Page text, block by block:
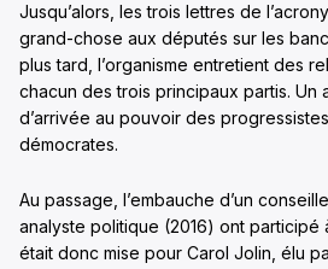
Jusqu’alors, les trois lettres de
grand-chose aux députés sur les
plus tard, l’organisme entretient des
chacun des trois principaux partis.
d’arrivée au pouvoir des
démocrates.
Au passage, l’embauche d’un
analyste politique (2016) ont participé
était donc mise pour Carol Jolin, élu